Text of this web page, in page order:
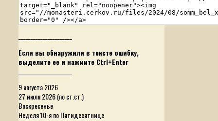
Если вы обнаружили в тексте ошибку,
выделите ее и нажмите Ctrl+Enter
9 августа 2026
27 июля 2026 (по ст.ст.)
Воскресенье
Неделя 10-я по Пятидесятнице